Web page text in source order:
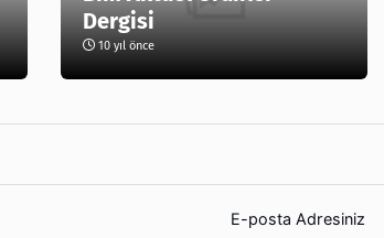
Dergisi
10 yıl önce
E-posta Adresiniz